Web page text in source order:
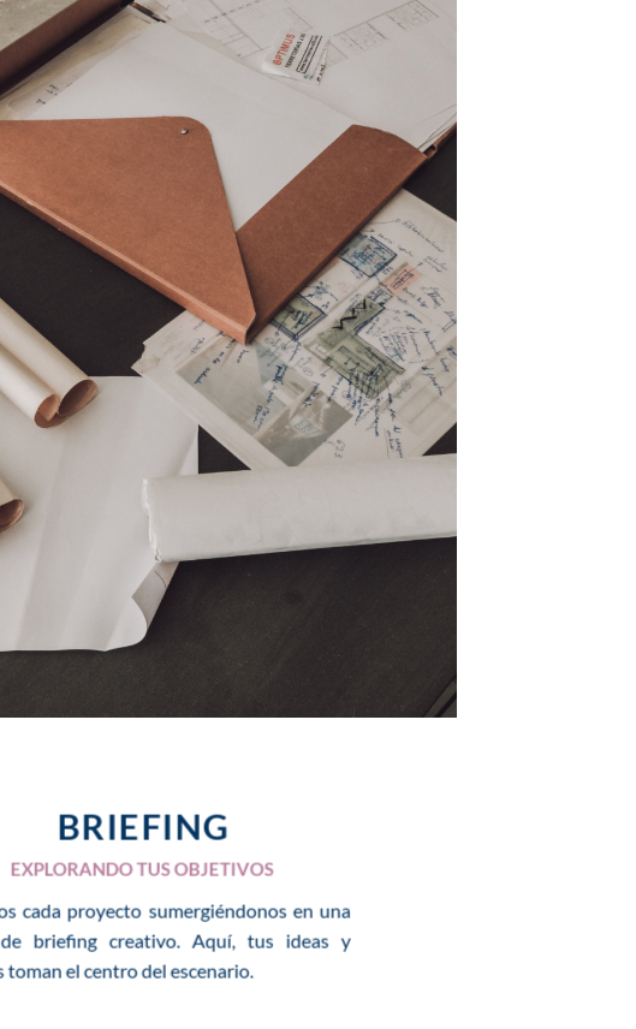
BRIEFING
EXPLORANDO TUS OBJETIVOS
cada proyecto sumergiéndonos en una
briefing creativo. Aquí, tus ideas y
toman el centro del escenario.